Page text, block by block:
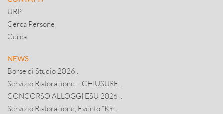
URP
Cerca Persone
Cerca
NEWS
Borse di Studio 2026 ..
Servizio Ristorazione – CHIUSURE ..
CONCORSO ALLOGGI ESU 2026 ..
Servizio Ristorazione, Evento “Km ..